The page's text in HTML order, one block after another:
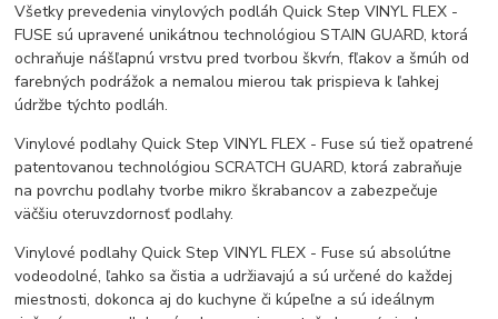
Všetky prevedenia vinylových podláh Quick Step VINYL FLEX -
FUSE sú upravené unikátnou technológiou STAIN GUARD, ktorá
ochraňuje nášľapnú vrstvu pred tvorbou škvŕn, fľakov a šmúh od
farebných podrážok a nemalou mierou tak prispieva k ľahkej
údržbe týchto podláh.
Vinylové podlahy Quick Step VINYL FLEX - Fuse sú tiež opatrené
patentovanou technológiou SCRATCH GUARD, ktorá zabraňuje
na povrchu podlahy tvorbe mikro škrabancov a zabezpečuje
väčšiu oteruvzdornosť podlahy.
Vinylové podlahy Quick Step VINYL FLEX - Fuse sú absolútne
vodeodolné, ľahko sa čistia a udržiavajú a sú určené do každej
miestnosti, dokonca aj do kuchyne či kúpeľne a sú ideálnym